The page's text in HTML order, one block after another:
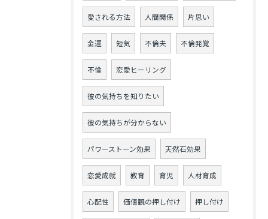
愛される方法 人間関係 片思い
金運 短気 不倫夫 不倫発覚
不倫 恋愛ヒーリング
彼の気持ちを知りたい
彼の気持ちが分からない
パワーストーン効果 天然石効果
恋愛成就 教育 育児 人材育成
心配性 価値観の押し付け 押し付け